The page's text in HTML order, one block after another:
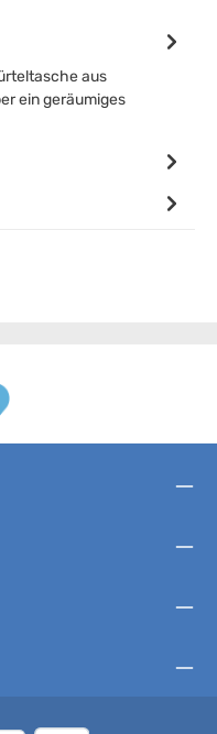
aus
ein geräumiges